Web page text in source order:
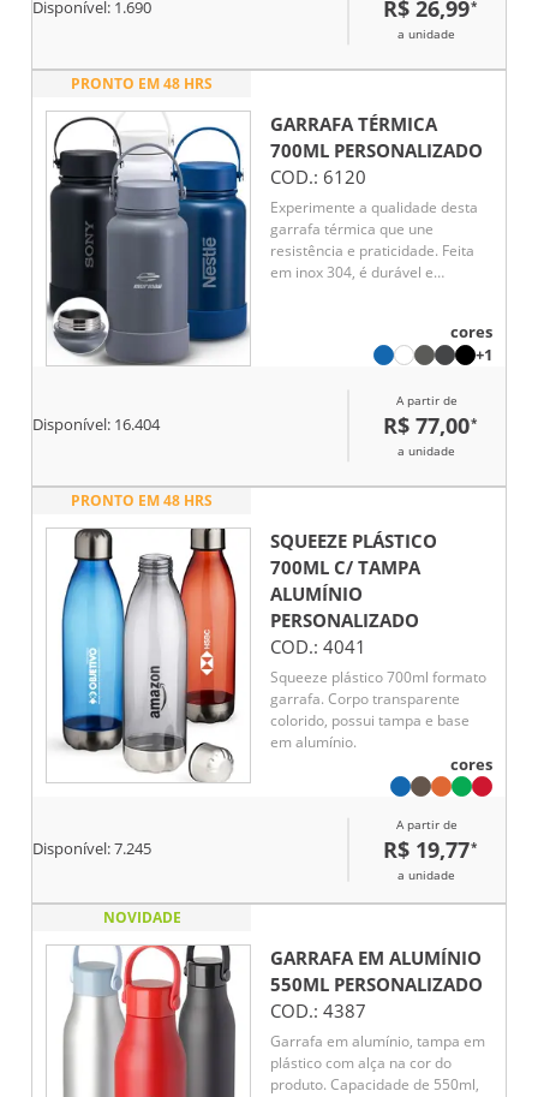
livre, academia ou no trabalho.
Design resistente e funcional,
praticidade e durabilidade em
Disponível: 1.690 R$ 26,99*
a unidade
PRONTO EM 48 HRS
GARRAFA TÉRMICA
700ML PERSONALIZADO
COD.: 6120
Experimente a qualidade desta
garrafa térmica que une
resistência e praticidade. Feita
em inox 304, é durável e
estabilidade e facilita a limpeza,
enquanto a alça de transporte
detalhe em inox, oferece o
conforto na hora de transportá-
la. Ideal para manter suas
esta garrafa é a escolha certa
cores
+1
Disponível: 16.404
A partir de
R$ 77,00*
a unidade
PRONTO EM 48 HRS
SQUEEZE PLÁSTICO
700ML C/ TAMPA
ALUMÍNIO
PERSONALIZADO
COD.: 4041
Squeeze plástico 700ml formato
garrafa. Corpo transparente
colorido, possui tampa e base
em alumínio.
cores
Disponível:7.245
A partir de
R$ 19,77*
a unidade
NOVIDADE
GARRAFA EM ALUMÍNIO
550ML PERSONALIZADO
COD.: 4387
Garrafa em alumínio, tampa em
plástico com alça na cor do
produto. Capacidade de 550ml,